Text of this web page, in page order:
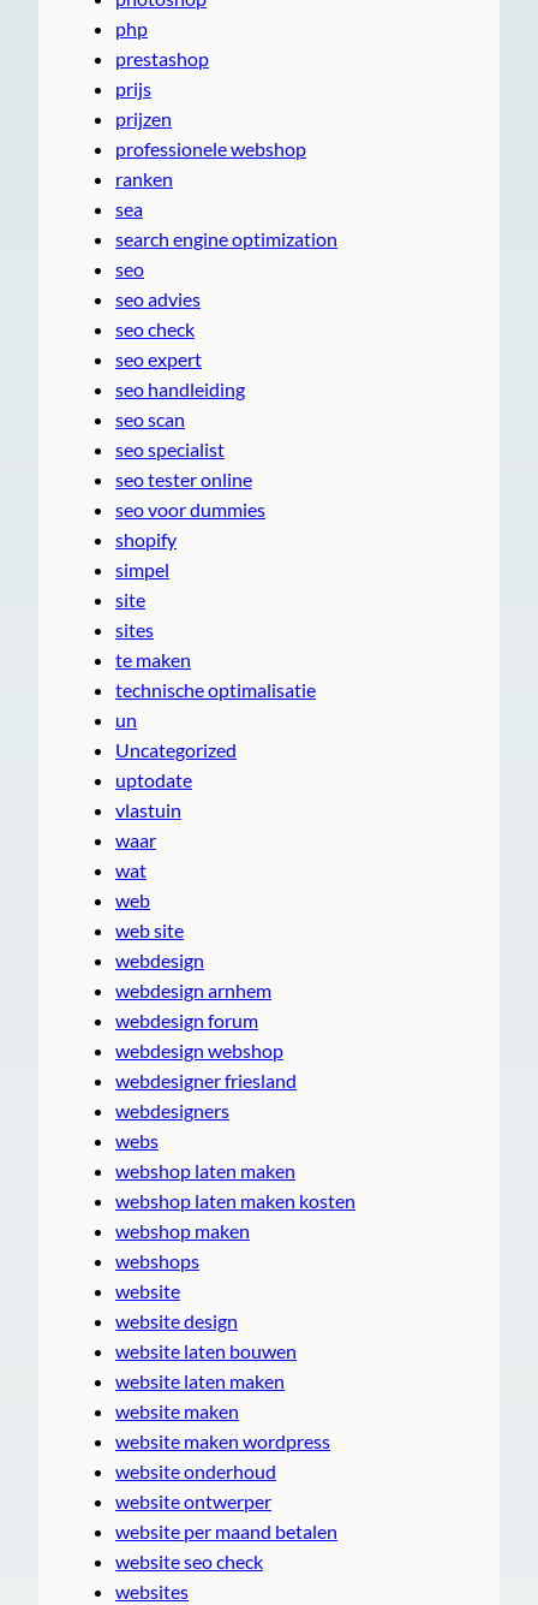
php
prestashop
prijs
prijzen
professionele webshop
ranken
sea
search engine optimization
seo
seo advies
seo check
seo expert
seo handleiding
seo scan
seo specialist
seo tester online
seo voor dummies
shopify
simpel
site
sites
te maken
technische optimalisatie
un
Uncategorized
uptodate
vlastuin
waar
wat
web
web site
webdesign
webdesign arnhem
webdesign forum
webdesign webshop
webdesigner friesland
webdesigners
webs
webshop laten maken
webshop laten maken kosten
webshop maken
webshops
website
website design
website laten bouwen
website laten maken
website maken
website maken wordpress
website onderhoud
website ontwerper
website per maand betalen
website seo check
websites